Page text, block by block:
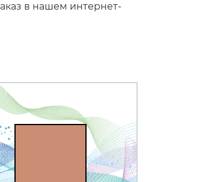
в нашем интернет-